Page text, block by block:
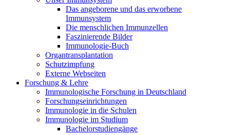
Das angeborene und das erworbene
Immunsystem
Die menschlichen Immunzellen
Faszinierende Bilder
Immunologie-Buch
Organtransplantation
Schutzimpfung
Externe Webseiten
Forschung & Lehre
Immunologische Forschung in Deutschland
Forschungseinrichtungen
Immunologie in die Schulen
Immunologie im Studium
Bachelorstudiengänge